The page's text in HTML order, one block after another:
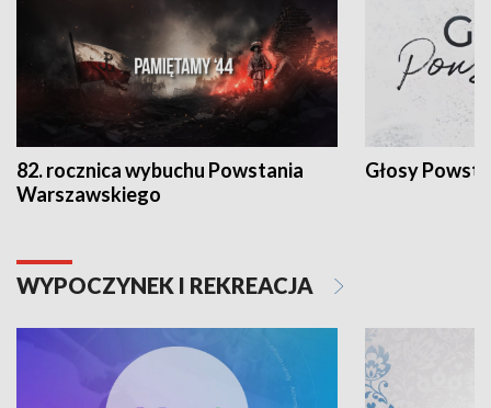
82. rocznica wybuchu Powstania
Warszawskiego
Głosy
WYPOCZYNEK I REKREACJA